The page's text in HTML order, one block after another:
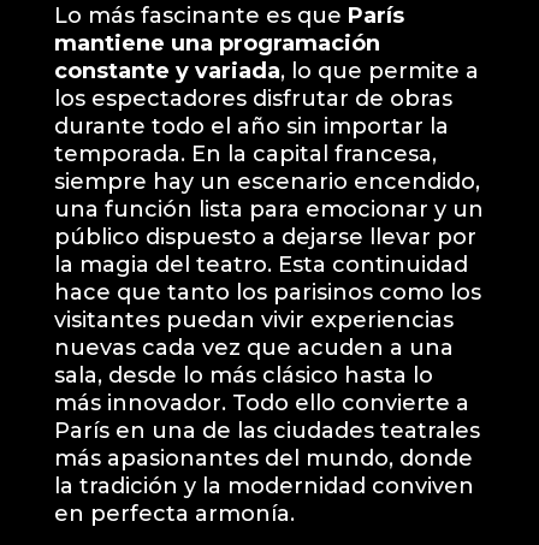
Lo más fascinante es que París
mantiene una programación
constante y variada, lo que permite a
los espectadores disfrutar de obras
durante todo el año sin importar la
temporada. En la capital francesa,
siempre hay un escenario encendido,
una función lista para emocionar y un
público dispuesto a dejarse llevar por
la magia del teatro. Esta continuidad
hace que tanto los parisinos como los
visitantes puedan vivir experiencias
nuevas cada vez que acuden a una
sala, desde lo más clásico hasta lo
más innovador. Todo ello convierte a
París en una de las ciudades teatrales
más apasionantes del mundo, donde
la tradición y la modernidad conviven
en perfecta armonía.